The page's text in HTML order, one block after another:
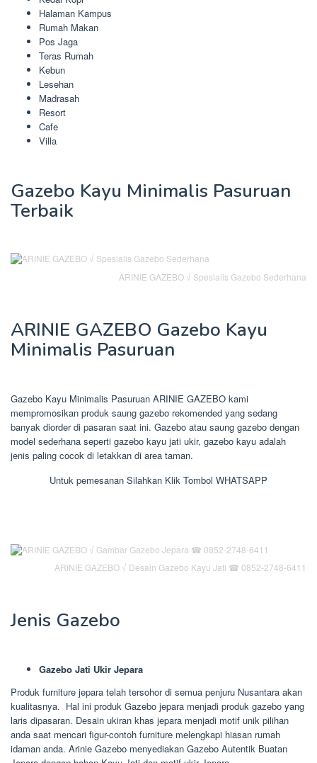
Halaman Kampus
Rumah Makan
Pos Jaga
Teras Rumah
Kebun
Lesehan
Madrasah
Resort
Cafe
Villa
Gazebo Kayu Minimalis Pasuruan
Terbaik
ARINIE GAZEBO √ Spesialis Gazebo Sederhana
ARINIE GAZEBO Gazebo Kayu
Minimalis Pasuruan
Gazebo Kayu Minimalis Pasuruan ARINIE GAZEBO kami
mempromosikan produk saung gazebo rekomended yang sedang
banyak diorder di pasaran saat ini. Gazebo atau saung gazebo dengan
model sederhana seperti gazebo kayu jati ukir, gazebo kayu adalah
jenis paling cocok di letakkan di area taman.
Untuk pemesanan Silahkan Klik Tombol WHATSAPP
ARINIE GAZEBO √ Desain Gazebo Kayu Jati ☎ 0852-2748-6411
Jenis Gazebo
Gazebo Jati Ukir Jepara
Produk furniture jepara telah tersohor di semua penjuru Nusantara akan
kualitasnya. Hal ini produk Gazebo jepara menjadi produk gazebo yang
laris dipasaran. Desain ukiran khas jepara menjadi motif unik pilihan
anda saat mencari figur-contoh furniture melengkapi hiasan rumah
idaman anda. Arinie Gazebo menyediakan Gazebo Autentik Buatan